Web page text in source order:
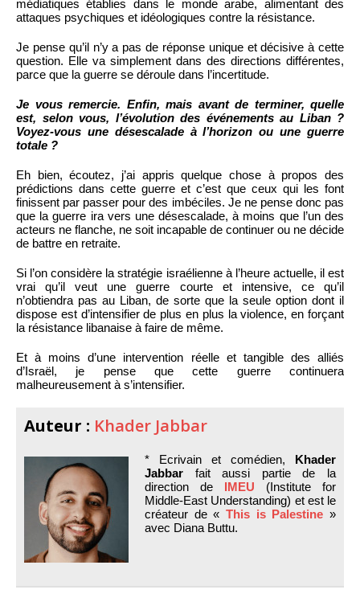
médiatiques établies dans le monde arabe, alimentant des
attaques psychiques et idéologiques contre la résistance.
Je pense qu’il n’y a pas de réponse unique et décisive à cette
question. Elle va simplement dans des directions différentes,
parce que la guerre se déroule dans l’incertitude.
Je vous remercie. Enfin, mais avant de terminer, quelle
est, selon vous, l’évolution des événements au Liban ?
Voyez-vous une désescalade à l’horizon ou une guerre
totale ?
Eh bien, écoutez, j’ai appris quelque chose à propos des
prédictions dans cette guerre et c’est que ceux qui les font
finissent par passer pour des imbéciles. Je ne pense donc pas
que la guerre ira vers une désescalade, à moins que l’un des
acteurs ne flanche, ne soit incapable de continuer ou ne décide
de battre en retraite.
Si l’on considère la stratégie israélienne à l’heure actuelle, il est
vrai qu’il veut une guerre courte et intensive, ce qu’il
n’obtiendra pas au Liban, de sorte que la seule option dont il
dispose est d’intensifier de plus en plus la violence, en forçant
la résistance libanaise à faire de même.
Et à moins d’une intervention réelle et tangible des alliés
d’Israël, je pense que cette guerre continuera
malheureusement à s’intensifier.
Auteur : Khader Jabbar
* Ecrivain et comédien, Khader
Jabbar fait aussi partie de la
direction de IMEU (Institute for
Middle-East Understanding) et est le
créateur de « This is Palestine »
avec Diana Buttu.